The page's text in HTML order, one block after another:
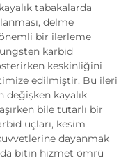
tabakalarda
delme
önemli bir ilerleme
karbid
keskinliğini
edilmiştir. Bu ileri
kayalık
bile tutarlı bir
uçları, kesim
dayanmak
da bitin hizmet ömrü